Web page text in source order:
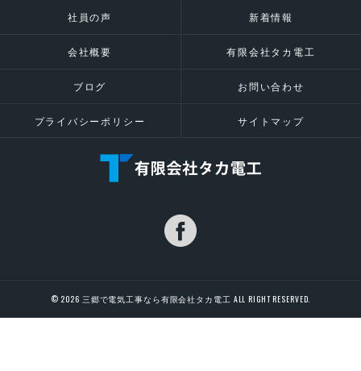
社員の声 新着情報
会社概要 有限会社タカ電工
ブログ お問い合わせ
プライバシーポリシー サイトマップ
© 2026 三郷で電気工事なら有限会社タカ電工 ALL RIGHT RESERVED.